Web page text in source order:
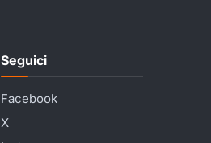
Seguici
Facebook
X